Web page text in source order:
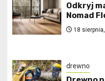
Odkryj
Nomad
18
drewno